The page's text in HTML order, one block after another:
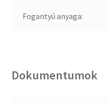
Fogantyú anyaga:
Dokumentumok